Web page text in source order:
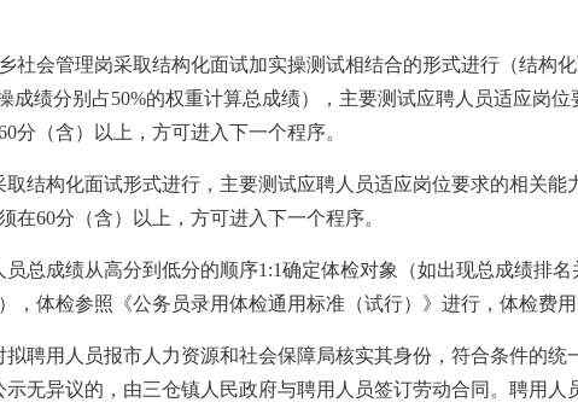
社会管理岗采取结构化面试加实操测试相结合的形式进行（结构
成绩分别占50%的权重计算总成绩），主要测试应聘人员适应岗
分（含）以上，方可进入下一个程序。
取结构化面试形式进行，主要测试应聘人员适应岗位要求的相关能
在60分（含）以上，方可进入下一个程序。
总成绩从高分到低分的顺序1:1确定体检对象（如出现总成绩排
，体检参照《公务员录用体检通用标准（试行）》进行，体检费用
聘用人员报市人力资源和社会保障局核实其身份，符合条件的统
无异议的，由三仓镇人民政府与聘用人员签订劳动合同。聘用人